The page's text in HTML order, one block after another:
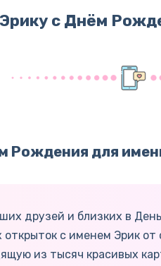
с Днём
Рождения для
друзей и близких в
открыток с именем Эрик
из тысяч красивых